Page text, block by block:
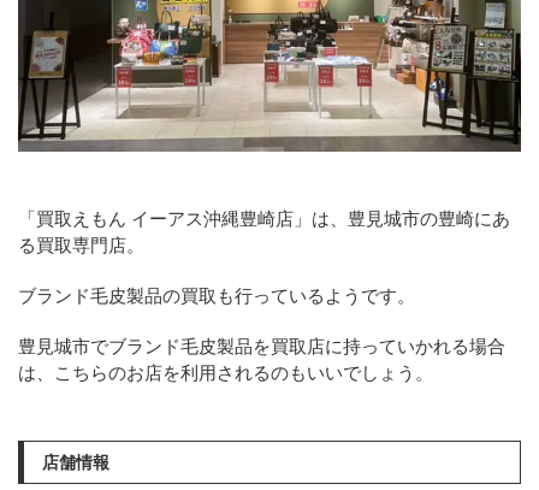
「買取えもん イーアス沖縄豊崎店」は、豊見城市の豊崎にあ
る買取専門店。
ブランド毛皮製品の買取も行っているようです。
豊見城市でブランド毛皮製品を買取店に持っていかれる場合
は、こちらのお店を利用されるのもいいでしょう。
店舗情報